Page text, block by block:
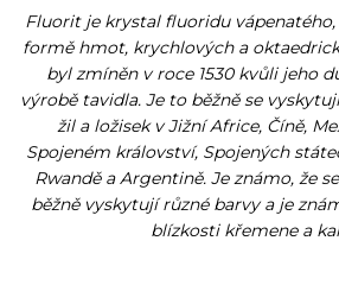
Fluorit je krystal fluoridu
formě hmot, krychlových a
byl zmíněn v roce 1530 kvůli jeho
výrobě tavidla. Je to běžně se
žil a ložisek v Jižní Africe, Číně,
Spojeném království, Spojených
Rwandě a Argentině. Je známo, že
běžně vyskytují různé barvy a je
blízkosti křemene a